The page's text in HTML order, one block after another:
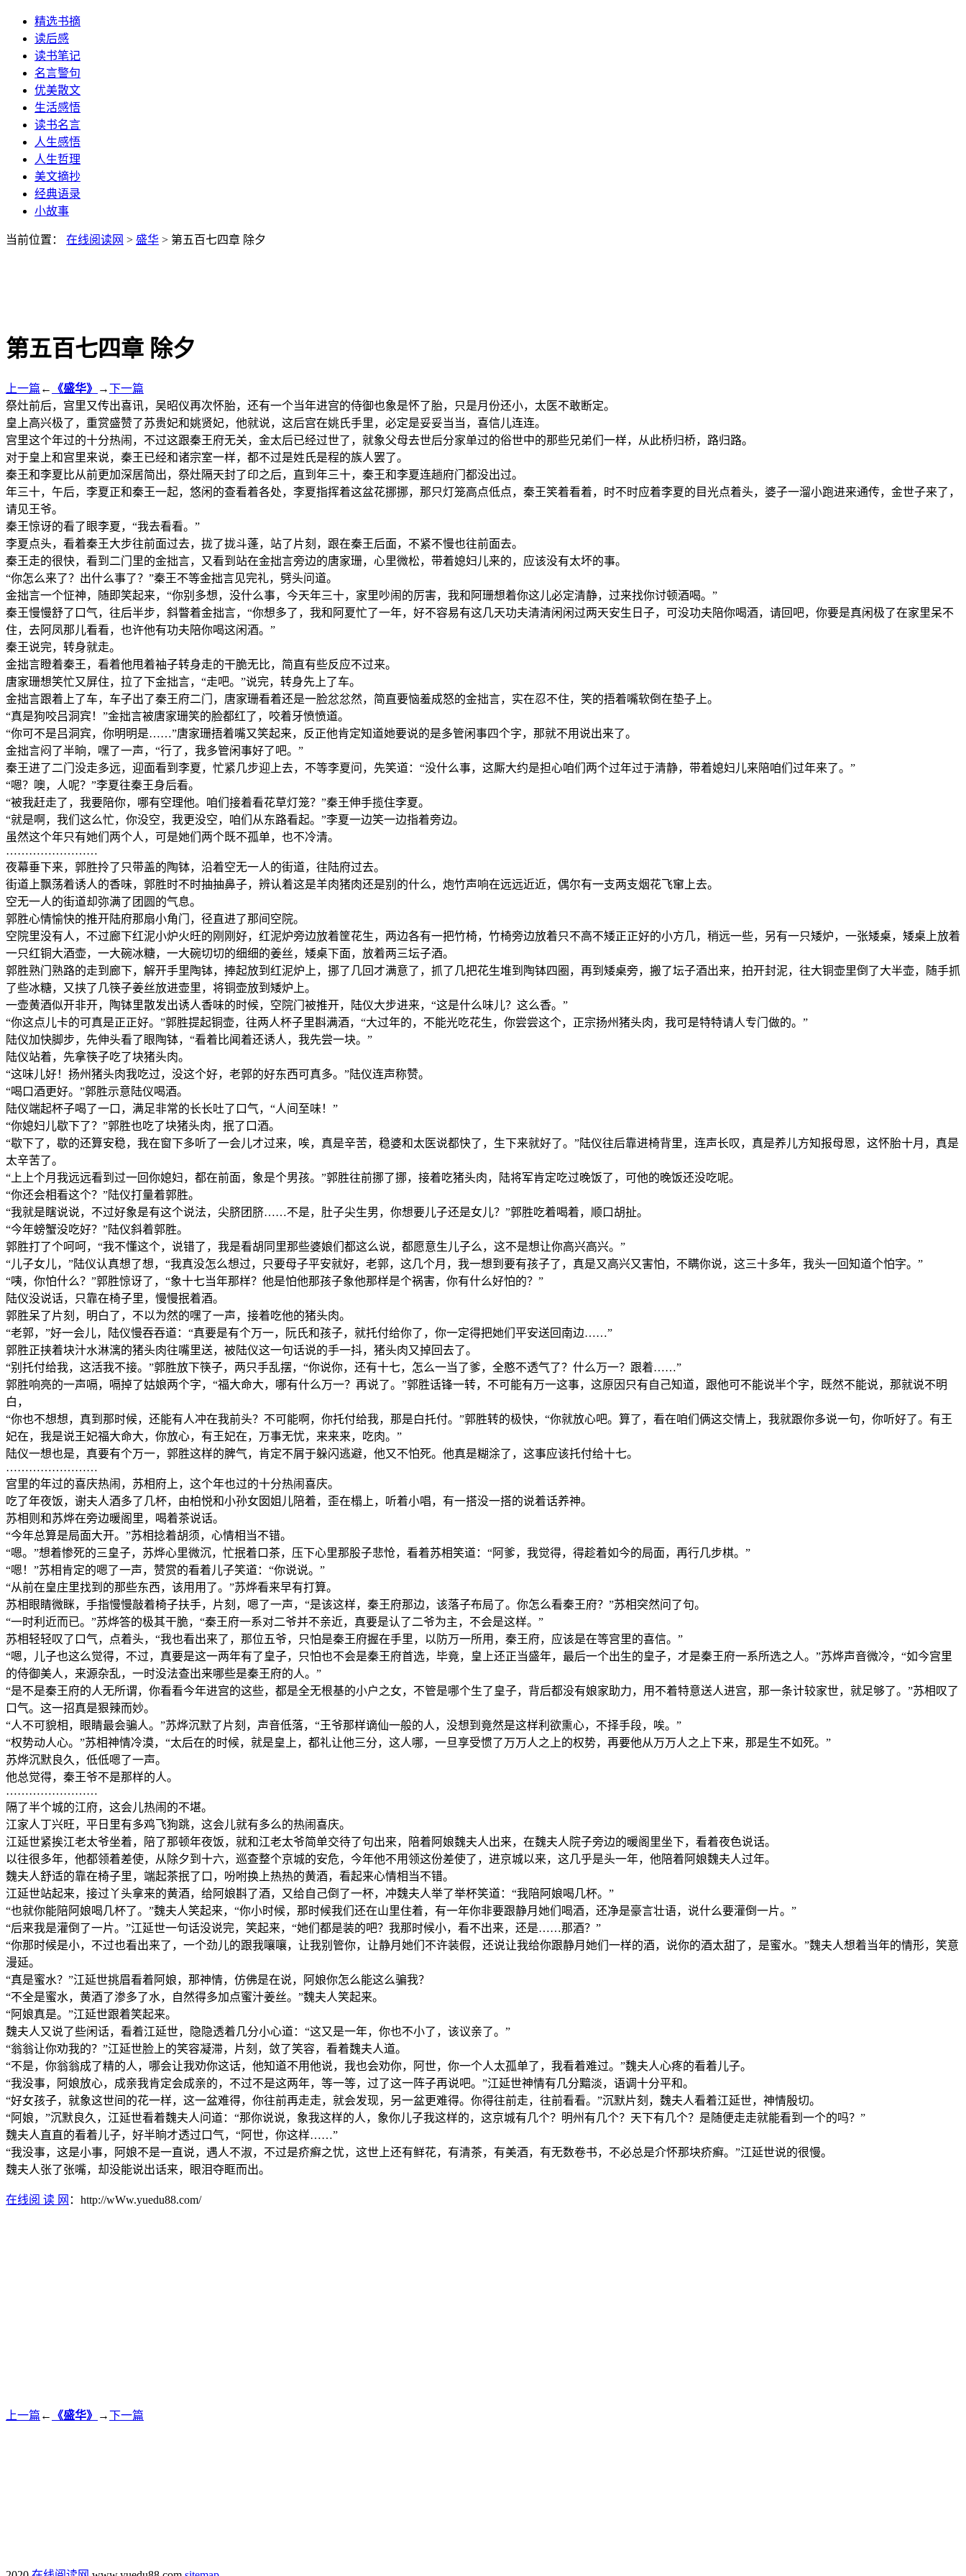
精选书摘
读后感
读书笔记
名言警句
优美散文
生活感悟
读书名言
人生感悟
人生哲理
美文摘抄
经典语录
小故事
当前位置： 在线阅读网 > 盛华 > 第五百七四章 除夕
第五百七四章 除夕
上一篇 ← 《盛华》 →下一篇
祭灶前后，宫里又传出喜讯，吴昭仪再次怀胎，还有一个当年进宫的侍御也象是怀了胎，只是月份还小，太医不敢断定。
皇上高兴极了，重赏盛赞了苏贵妃和姚贤妃，他就说，这后宫在姚氏手里，必定是妥妥当当，喜信儿连连。
宫里这个年过的十分热闹，不过这跟秦王府无关，金太后已经过世了，就象父母去世后分家单过的俗世中的那些兄弟们一样，从此桥归桥，路归路。
对于皇上和宫里来说，秦王已经和诸宗室一样，都不过是姓氏是程的族人罢了。
秦王和李夏比从前更加深居简出，祭灶隔天封了印之后，直到年三十，秦王和李夏连趟府门都没出过。
年三十，午后，李夏正和秦王一起，悠闲的查看着各处，李夏指挥着这盆花挪挪，那只灯笼高点低点，秦王笑着看着，时不时应着李夏的目光点着头，婆子一溜小跑进来通传，金世子来了，
请见王爷。
秦王惊讶的看了眼李夏，“我去看看。”
李夏点头，看着秦王大步往前面过去，拢了拢斗蓬，站了片刻，跟在秦王后面，不紧不慢也往前面去。
秦王走的很快，看到二门里的金拙言，又看到站在金拙言旁边的唐家珊，心里微松，带着媳妇儿来的，应该没有太坏的事。
“你怎么来了？出什么事了？”秦王不等金拙言见完礼，劈头问道。
金拙言一个怔神，随即笑起来，“你别多想，没什么事，今天年三十，家里吵闹的厉害，我和阿珊想着你这儿必定清静，过来找你讨顿酒喝。”
秦王慢慢舒了口气，往后半步，斜瞥着金拙言，“你想多了，我和阿夏忙了一年，好不容易有这几天功夫清清闲闲过两天安生日子，可没功夫陪你喝酒，请回吧，你要是真闲极了在家里呆不
住，去阿凤那儿看看，也许他有功夫陪你喝这闲酒。”
秦王说完，转身就走。
金拙言瞪着秦王，看着他甩着袖子转身走的干脆无比，简直有些反应不过来。
唐家珊想笑忙又屏住，拉了下金拙言，“走吧。”说完，转身先上了车。
金拙言跟着上了车，车子出了秦王府二门，唐家珊看着还是一脸忿忿然，简直要恼羞成怒的金拙言，实在忍不住，笑的捂着嘴软倒在垫子上。
“真是狗咬吕洞宾！”金拙言被唐家珊笑的脸都红了，咬着牙愤愤道。
“你可不是吕洞宾，你明明是……”唐家珊捂着嘴又笑起来，反正他肯定知道她要说的是多管闲事四个字，那就不用说出来了。
金拙言闷了半晌，嘿了一声，“行了，我多管闲事好了吧。”
秦王进了二门没走多远，迎面看到李夏，忙紧几步迎上去，不等李夏问，先笑道：“没什么事，这厮大约是担心咱们两个过年过于清静，带着媳妇儿来陪咱们过年来了。”
“嗯？噢，人呢？”李夏往秦王身后看。
“被我赶走了，我要陪你，哪有空理他。咱们接着看花草灯笼？”秦王伸手揽住李夏。
“就是啊，我们这么忙，你没空，我更没空，咱们从东路看起。”李夏一边笑一边指着旁边。
虽然这个年只有她们两个人，可是她们两个既不孤单，也不冷清。
……………………
夜幕垂下来，郭胜拎了只带盖的陶钵，沿着空无一人的街道，往陆府过去。
街道上飘荡着诱人的香味，郭胜时不时抽抽鼻子，辨认着这是羊肉猪肉还是别的什么，炮竹声响在远远近近，偶尔有一支两支烟花飞窜上去。
空无一人的街道却弥满了团圆的气息。
郭胜心情愉快的推开陆府那扇小角门，径直进了那间空院。
空院里没有人，不过廊下红泥小炉火旺的刚刚好，红泥炉旁边放着筐花生，两边各有一把竹椅，竹椅旁边放着只不高不矮正正好的小方几，稍远一些，另有一只矮炉，一张矮桌，矮桌上放着
一只红铜大酒壶，一大碗冰糖，一大碗切切的细细的姜丝，矮桌下面，放着两三坛子酒。
郭胜熟门熟路的走到廊下，解开手里陶钵，捧起放到红泥炉上，挪了几回才满意了，抓了几把花生堆到陶钵四圈，再到矮桌旁，搬了坛子酒出来，拍开封泥，往大铜壶里倒了大半壶，随手抓
了些冰糖，又挟了几筷子姜丝放进壶里，将铜壶放到矮炉上。
一壶黄酒似开非开，陶钵里散发出诱人香味的时候，空院门被推开，陆仪大步进来，“这是什么味儿？这么香。”
“你这点儿卡的可真是正正好。”郭胜提起铜壶，往两人杯子里斟满酒，“大过年的，不能光吃花生，你尝尝这个，正宗扬州猪头肉，我可是特特请人专门做的。”
陆仪加快脚步，先伸头看了眼陶钵，“看着比闻着还诱人，我先尝一块。”
陆仪站着，先拿筷子吃了块猪头肉。
“这味儿好！扬州猪头肉我吃过，没这个好，老郭的好东西可真多。”陆仪连声称赞。
“喝口酒更好。”郭胜示意陆仪喝酒。
陆仪端起杯子喝了一口，满足非常的长长吐了口气，“人间至味！”
“你媳妇儿歇下了？”郭胜也吃了块猪头肉，抿了口酒。
“歇下了，歇的还算安稳，我在窗下多听了一会儿才过来，唉，真是辛苦，稳婆和太医说都快了，生下来就好了。”陆仪往后靠进椅背里，连声长叹，真是养儿方知报母恩，这怀胎十月，真是
太辛苦了。
“上上个月我远远看到过一回你媳妇，都在前面，象是个男孩。”郭胜往前挪了挪，接着吃猪头肉，陆将军肯定吃过晚饭了，可他的晚饭还没吃呢。
“你还会相看这个？”陆仪打量着郭胜。
“我就是瞎说说，不过好象是有这个说法，尖脐团脐……不是，肚子尖生男，你想要儿子还是女儿？”郭胜吃着喝着，顺口胡扯。
“今年螃蟹没吃好？”陆仪斜着郭胜。
郭胜打了个呵呵，“我不懂这个，说错了，我是看胡同里那些婆娘们都这么说，都愿意生儿子么，这不是想让你高兴高兴。”
“儿子女儿，”陆仪认真想了想，“我真没怎么想过，只要母子平安就好，老郭，这几个月，我一想到要有孩子了，真是又高兴又害怕，不瞒你说，这三十多年，我头一回知道个怕字。”
“咦，你怕什么？”郭胜惊讶了，“象十七当年那样？他是怕他那孩子象他那样是个祸害，你有什么好怕的？”
陆仪没说话，只靠在椅子里，慢慢抿着酒。
郭胜呆了片刻，明白了，不以为然的嘿了一声，接着吃他的猪头肉。
“老郭，”好一会儿，陆仪慢吞吞道：“真要是有个万一，阮氏和孩子，就托付给你了，你一定得把她们平安送回南边……”
郭胜正挟着块汁水淋漓的猪头肉往嘴里送，被陆仪这一句话说的手一抖，猪头肉又掉回去了。
“别托付给我，这活我不接。”郭胜放下筷子，两只手乱摆，“你说你，还有十七，怎么一当了爹，全憨不透气了？什么万一？跟着……”
郭胜响亮的一声嗝，嗝掉了姑娘两个字，“福大命大，哪有什么万一？再说了。”郭胜话锋一转，不可能有万一这事，这原因只有自己知道，跟他可不能说半个字，既然不能说，那就说不明
白，
“你也不想想，真到那时候，还能有人冲在我前头？不可能啊，你托付给我，那是白托付。”郭胜转的极快，“你就放心吧。算了，看在咱们俩这交情上，我就跟你多说一句，你听好了。有王
妃在，我是说王妃福大命大，你放心，有王妃在，万事无忧，来来来，吃肉。”
陆仪一想也是，真要有个万一，郭胜这样的脾气，肯定不屑于躲闪逃避，他又不怕死。他真是糊涂了，这事应该托付给十七。
……………………
宫里的年过的喜庆热闹，苏相府上，这个年也过的十分热闹喜庆。
吃了年夜饭，谢夫人酒多了几杯，由柏悦和小孙女囡姐儿陪着，歪在榻上，听着小唱，有一搭没一搭的说着话养神。
苏相则和苏烨在旁边暖阁里，喝着茶说话。
“今年总算是局面大开。”苏相捻着胡须，心情相当不错。
“嗯。”想着惨死的三皇子，苏烨心里微沉，忙抿着口茶，压下心里那股子悲怆，看着苏相笑道：“阿爹，我觉得，得趁着如今的局面，再行几步棋。”
“嗯！”苏相肯定的嗯了一声，赞赏的看着儿子笑道：“你说说。”
“从前在皇庄里找到的那些东西，该用用了。”苏烨看来早有打算。
苏相眼睛微眯，手指慢慢敲着椅子扶手，片刻，嗯了一声，“是该这样，秦王府那边，该落子布局了。你怎么看秦王府？”苏相突然问了句。
“一时利近而已。”苏烨答的极其干脆，“秦王府一系对二爷并不亲近，真要是认了二爷为主，不会是这样。”
苏相轻轻叹了口气，点着头，“我也看出来了，那位五爷，只怕是秦王府握在手里，以防万一所用，秦王府，应该是在等宫里的喜信。”
“嗯，儿子也这么觉得，不过，真要是这一两年有了皇子，只怕也不会是秦王府首选，毕竟，皇上还正当盛年，最后一个出生的皇子，才是秦王府一系所选之人。”苏烨声音微冷，“如今宫里
的侍御美人，来源杂乱，一时没法查出来哪些是秦王府的人。”
“是不是秦王府的人无所谓，你看看今年进宫的这些，都是全无根基的小户之女，不管是哪个生了皇子，背后都没有娘家助力，用不着特意送人进宫，那一条计较家世，就足够了。”苏相叹了
口气。这一招真是狠辣而妙。
“人不可貌相，眼睛最会骗人。”苏烨沉默了片刻，声音低落，“王爷那样谪仙一般的人，没想到竟然是这样利欲熏心，不择手段，唉。”
“权势动人心。”苏相神情冷漠，“太后在的时候，就是皇上，都礼让他三分，这人哪，一旦享受惯了万万人之上的权势，再要他从万万人之上下来，那是生不如死。”
苏烨沉默良久，低低嗯了一声。
他总觉得，秦王爷不是那样的人。
……………………
隔了半个城的江府，这会儿热闹的不堪。
江家人丁兴旺，平日里有多鸡飞狗跳，这会儿就有多么的热闹喜庆。
江延世紧挨江老太爷坐着，陪了那顿年夜饭，就和江老太爷简单交待了句出来，陪着阿娘魏夫人出来，在魏夫人院子旁边的暖阁里坐下，看着夜色说话。
以往很多年，他都领着差使，从除夕到十六，巡查整个京城的安危，今年他不用领这份差使了，进京城以来，这几乎是头一年，他陪着阿娘魏夫人过年。
魏夫人舒适的靠在椅子里，端起茶抿了口，吩咐换上热热的黄酒，看起来心情相当不错。
江延世站起来，接过丫头拿来的黄酒，给阿娘斟了酒，又给自己倒了一杯，冲魏夫人举了举杯笑道：“我陪阿娘喝几杯。”
“也就你能陪阿娘喝几杯了。”魏夫人笑起来，“你小时候，那时候我们还在山里住着，有一年你非要跟静月她们喝酒，还净是豪言壮语，说什么要灌倒一片。”
“后来我是灌倒了一片。”江延世一句话没说完，笑起来，“她们都是装的吧？我那时候小，看不出来，还是……那酒？”
“你那时候是小，不过也看出来了，一个劲儿的跟我嚷嚷，让我别管你，让静月她们不许装假，还说让我给你跟静月她们一样的酒，说你的酒太甜了，是蜜水。”魏夫人想着当年的情形，笑意
漫延。
“真是蜜水？”江延世挑眉看着阿娘，那神情，仿佛是在说，阿娘你怎么能这么骗我？
“不全是蜜水，黄酒了渗多了水，自然得多加点蜜汁姜丝。”魏夫人笑起来。
“阿娘真是。”江延世跟着笑起来。
魏夫人又说了些闲话，看着江延世，隐隐透着几分小心道：“这又是一年，你也不小了，该议亲了。”
“翁翁让你劝我的？”江延世脸上的笑容凝滞，片刻，敛了笑容，看着魏夫人道。
“不是，你翁翁成了精的人，哪会让我劝你这话，他知道不用他说，我也会劝你，阿世，你一个人太孤单了，我看着难过。”魏夫人心疼的看着儿子。
“我没事，阿娘放心，成亲我肯定会成亲的，不过不是这两年，等一等，过了这一阵子再说吧。”江延世神情有几分黯淡，语调十分平和。
“好女孩子，就象这世间的花一样，这一盆难得，你往前再走走，就会发现，另一盆更难得。你得往前走，往前看看。”沉默片刻，魏夫人看着江延世，神情殷切。
“阿娘，”沉默良久，江延世看着魏夫人问道：“那你说说，象我这样的人，象你儿子我这样的，这京城有几个？明州有几个？天下有几个？是随便走走就能看到一个的吗？”
魏夫人直直的看着儿子，好半晌才透过口气，“阿世，你这样……”
“我没事，这是小事，阿娘不是一直说，遇人不淑，不过是疥癣之忧，这世上还有鲜花，有清茶，有美酒，有无数卷书，不必总是介怀那块疥癣。”江延世说的很慢。
魏夫人张了张嘴，却没能说出话来，眼泪夺眶而出。
在线阅 读 网 ：http://wWw.yuedu88.com/
上一篇 ← 《盛华》 →下一篇